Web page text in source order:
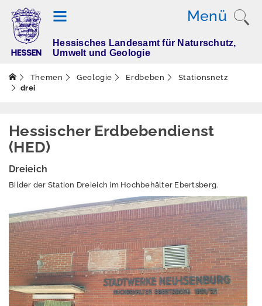
Menü
T
e
m
Altlasten
Boden
Elektromagnetisch
e Felder / Licht
Erschütterungen
Geografische
Informationssystem
Hessisches Landesamt für Naturschutz,
Umwelt und Geologie
Themen Geologie Erdbeben
Stationsnetz
drei
Hessischer Erdbebendienst
(HED)
Dreieich
Bilder der Station Dreieich im Hochbehälter Ebertsberg.